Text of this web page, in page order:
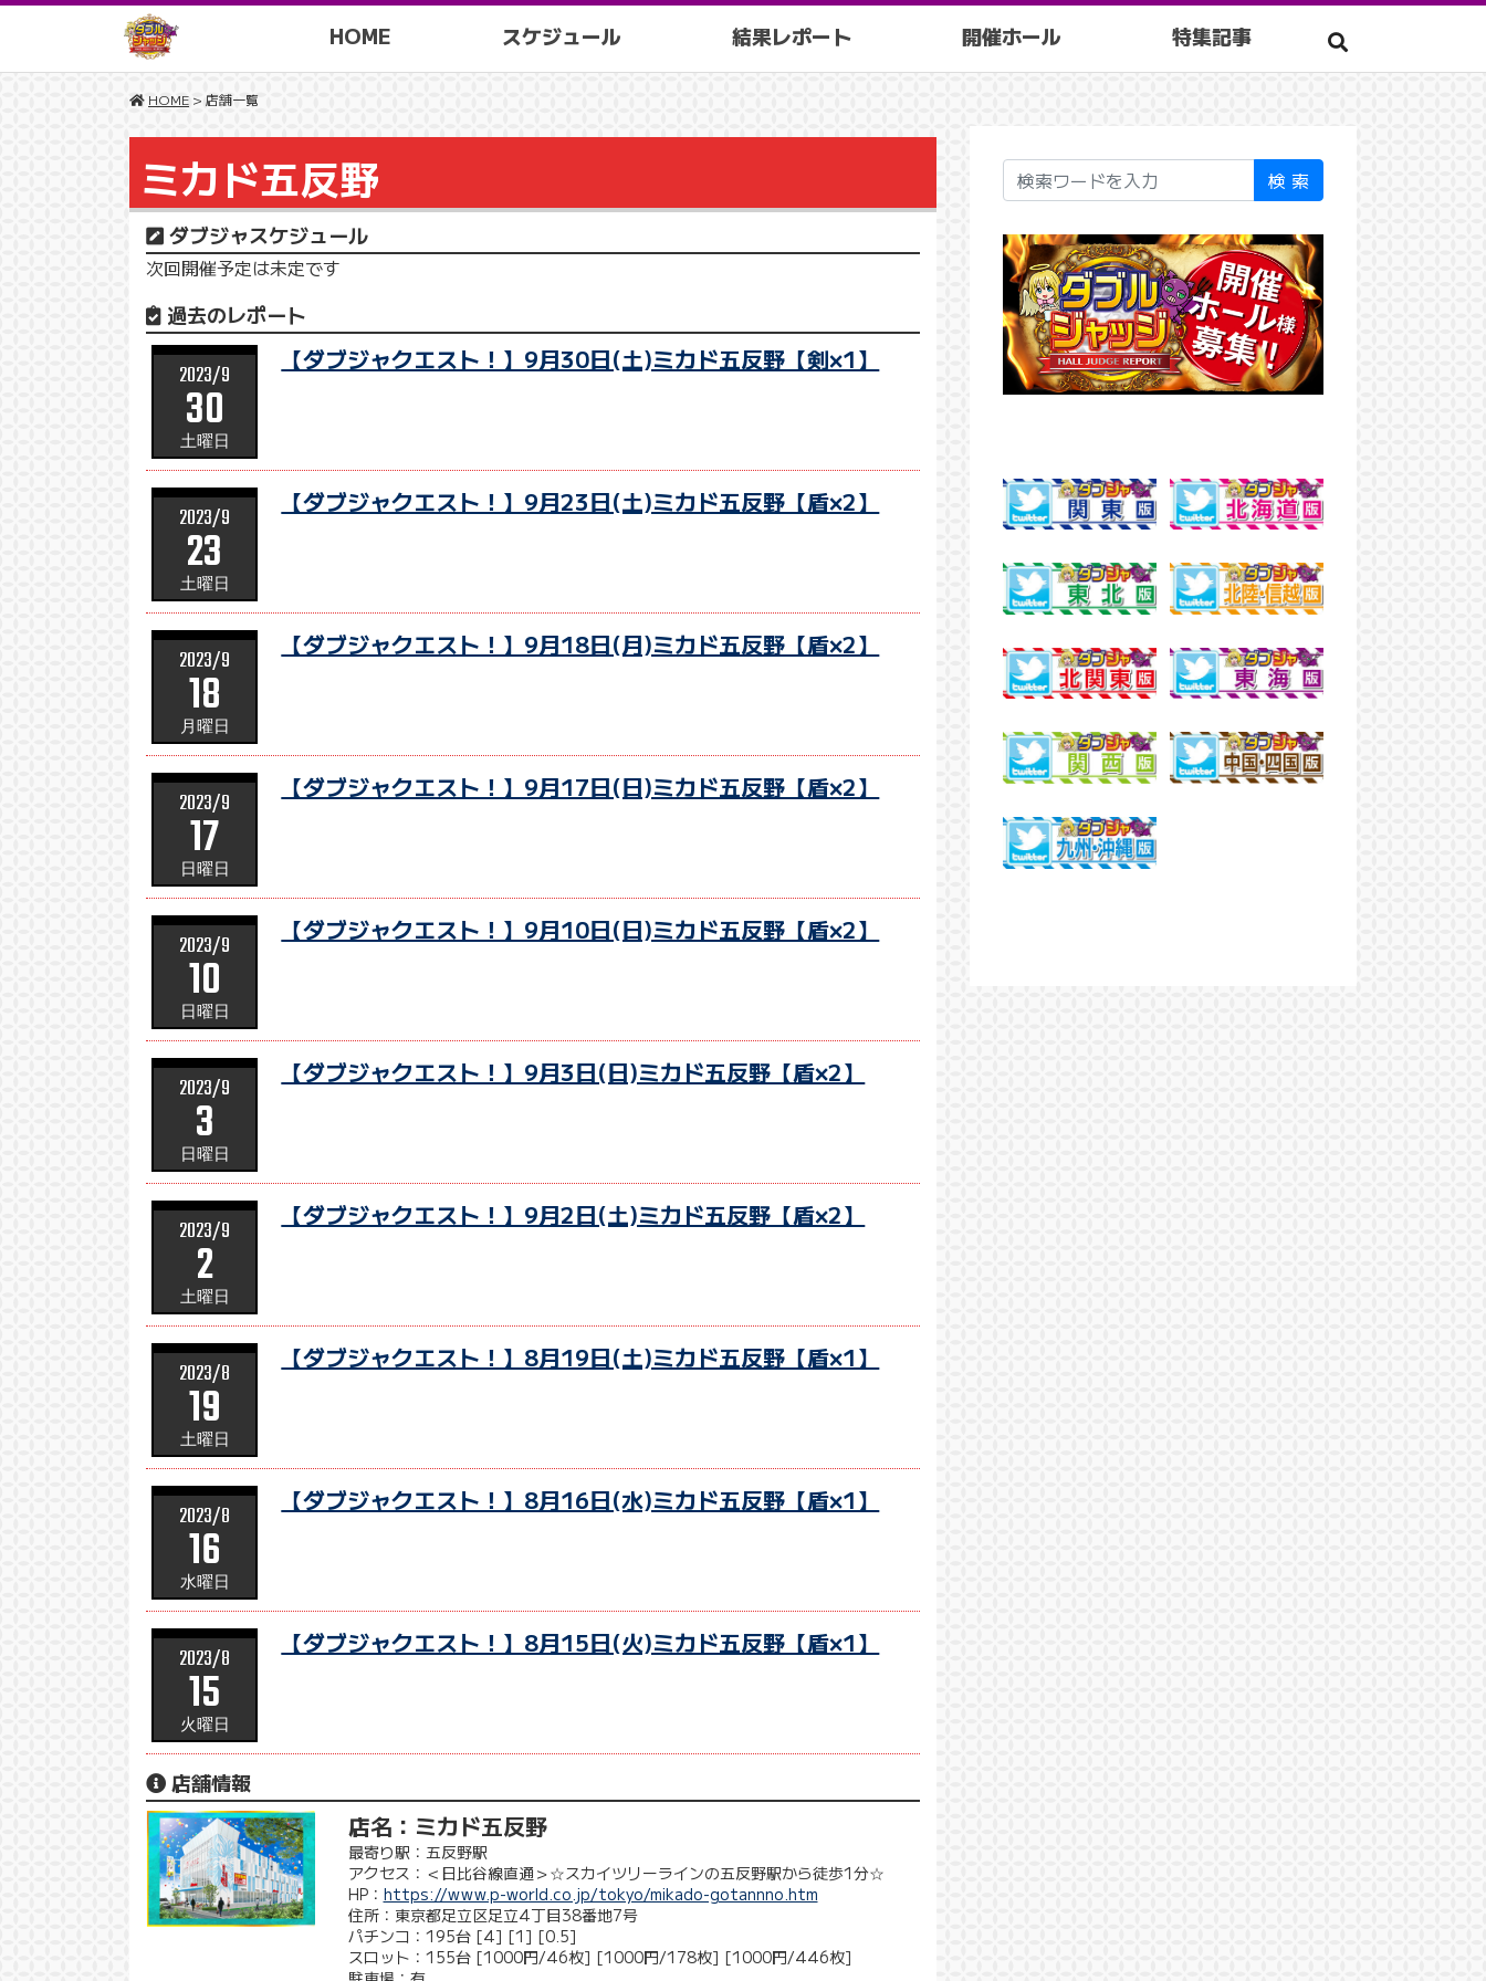
HOME スケジュール 結果レポート 開催ホール 特集記事
HOME > 店舗一覧
ミカド五反野
ダブジャスケジュール
次回開催予定は未定です
過去のレポート
2023/9
30
土曜日
【ダブジャクエスト！】9月30日(土)ミカド五反野【剣×1】
2023/9
23
土曜日
【ダブジャクエスト！】9月23日(土)ミカド五反野【盾×2】
2023/9
18
月曜日
【ダブジャクエスト！】9月18日(月)ミカド五反野【盾×2】
2023/9
17
日曜日
【ダブジャクエスト！】9月17日(日)ミカド五反野【盾×2】
2023/9
10
日曜日
【ダブジャクエスト！】9月10日(日)ミカド五反野【盾×2】
2023/9
3
日曜日
【ダブジャクエスト！】9月3日(日)ミカド五反野【盾×2】
2023/9
2
土曜日
【ダブジャクエスト！】9月2日(土)ミカド五反野【盾×2】
2023/8
19
土曜日
【ダブジャクエスト！】8月19日(土)ミカド五反野【盾×1】
2023/8
16
水曜日
【ダブジャクエスト！】8月16日(水)ミカド五反野【盾×1】
2023/8
15
火曜日
【ダブジャクエスト！】8月15日(火)ミカド五反野【盾×1】
店舗情報
店名：ミカド五反野
最寄り駅：五反野駅
アクセス：＜日比谷線直通＞☆スカイツリーラインの五反野駅から徒歩1分☆
HP： https://www.p-world.co.jp/tokyo/mikado-gotannno.htm
住所：東京都足立区足立4丁目38番地7号
パチンコ：195台 [4] [1] [0.5]
スロット：155台 [1000円/46枚] [1000円/178枚] [1000円/446枚]